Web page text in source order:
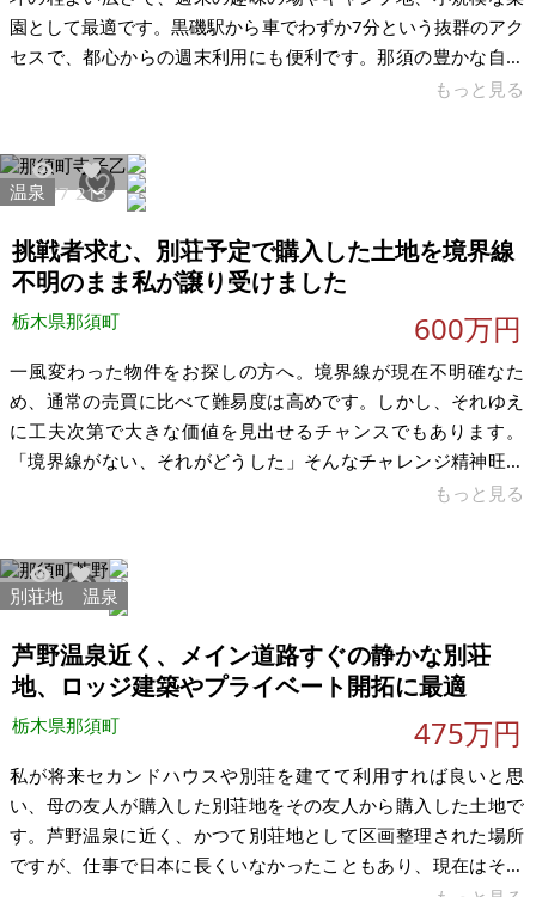
園として最適です。黒磯駅から車でわずか7分という抜群のアク
セスで、都心からの週末利用にも便利です。那須の豊かな自然
を身近に感じられる立地で、四季折々の景観を楽しめます。那
「黒磯駅」より車で約10分です。 【物件概要】※土地のみ 場
所：栃木県那須郡那須町高久甲 土地：197m²（約60坪） 建
物： 構造： 現況： 希望価格：50万円（貸地としての貸出も可
能） 種類：山林
もっと見る
35977 213
温泉
挑戦者求む、別荘予定で購入した土地を境界線
不明のまま私が譲り受けました
栃木県那須町 600万円
一風変わった物件をお探しの方へ。境界線が現在不明確なた
め、通常の売買に比べて難易度は高めです。しかし、それゆえ
に工夫次第で大きな価値を見出せるチャンスでもあります。
「境界線がない、それがどうした」そんなチャレンジ精神旺盛
な方に、ぜひ手にしていただきたい一筆です。「御用邸も近く
いです」そんなあなたの一歩を、ここで試してみませんか。 こ
の土地は30年前、祖父と父が別荘を建てるために購入したもの
です。予算の都合により建築を断念し、その後放置されていま
した。販売当時は区画整理されていました
もっと見る
2379 6
別荘地 温泉
芦野温泉近く、メイン道路すぐの静かな別荘
地、ロッジ建築やプライベート開拓に最適
栃木県那須町 475万円
私が将来セカンドハウスや別荘を建てて利用すれば良いと思
い、母の友人が購入した別荘地をその友人から購入した土地で
す。芦野温泉に近く、かつて別荘地として区画整理された場所
ですが、仕事で日本に長くいなかったこともあり、現在はその